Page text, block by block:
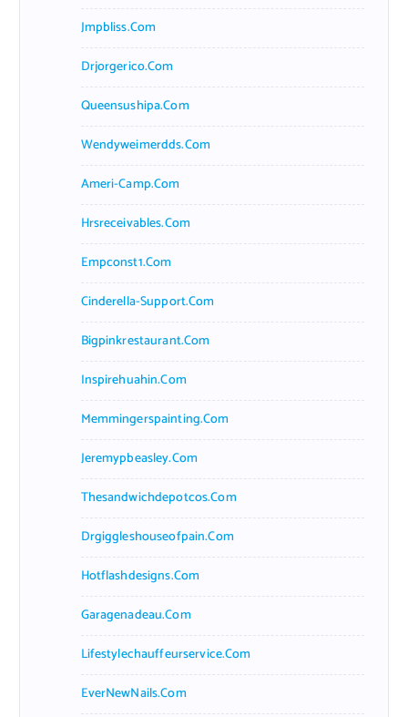
Jmpbliss.com
Drjorgerico.com
Queensushipa.com
Wendyweimerdds.com
Ameri-Camp.com
Hrsreceivables.com
Empconst1.com
Cinderella-Support.com
Bigpinkrestaurant.com
Inspirehuahin.com
Memmingerspainting.com
Jeremypbeasley.com
Thesandwichdepotcos.com
Drgiggleshouseofpain.com
Hotflashdesigns.com
Garagenadeau.com
Lifestylechauffeurservice.com
EverNewNails.com